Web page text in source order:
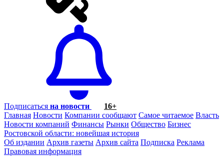
Подписаться на новости
16+
Главная Новости Компании сообщают Самое читаемое Власть
Новости компаний Финансы Рынки Общество Бизнес
Ростовской области: новейшая история
Об издании Архив газеты Архив сайта Подписка Реклама
Правовая информация